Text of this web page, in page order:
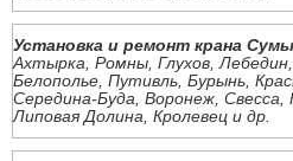
Установка и ремонт крана Сумы
Ахтырка, Ромны, Глухов,
Белополье, Путивль, Бурынь,
Середина-Буда, Воронеж, Свесса,
Липовая Долина, Кролевец и др.